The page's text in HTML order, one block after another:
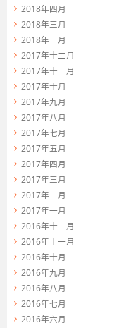
2018年四月
2018年三月
2018年一月
2017年十二月
2017年十一月
2017年十月
2017年九月
2017年八月
2017年七月
2017年五月
2017年四月
2017年三月
2017年二月
2017年一月
2016年十二月
2016年十一月
2016年十月
2016年九月
2016年八月
2016年七月
2016年六月